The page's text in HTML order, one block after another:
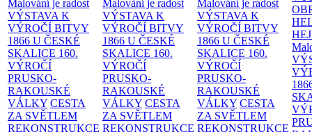
Malování je radost
VÝSTAVA K
VÝROČÍ BITVY
1866 U ČESKÉ
SKALICE 160.
VÝROČÍ
PRUSKO-
RAKOUSKÉ
VÁLKY CESTA
ZA SVĚTLEM
REKONSTRUKCE
Malování je radost
VÝSTAVA K
VÝROČÍ BITVY
1866 U ČESKÉ
SKALICE 160.
VÝROČÍ
PRUSKO-
RAKOUSKÉ
VÁLKY CESTA
ZA SVĚTLEM
REKONSTRUKCE
Malování je radost
VÝSTAVA K
VÝROČÍ BITVY
1866 U ČESKÉ
SKALICE 160.
VÝROČÍ
PRUSKO-
RAKOUSKÉ
VÁLKY CESTA
ZA SVĚTLEM
REKONSTRUKCE